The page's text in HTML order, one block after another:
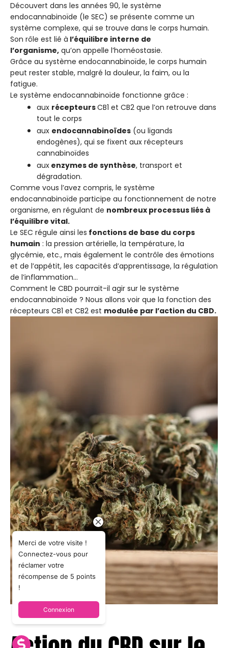
Découvert dans les années 90, le système
endocannabinoïde (le SEC) se présente comme un
système complexe, qui se trouve dans le corps humain.
Son rôle est lié à l’équilibre interne de
l’organisme, qu’on appelle l’homéostasie.
Grâce au système endocannabinoïde, le corps humain
peut rester stable, malgré la douleur, la faim, ou la
fatigue.
Le système endocannabinoïde fonctionne grâce :
aux récepteursCB1 et CB2 que l’on retrouve dans
tout le corps
aux endocannabinoïdes (ou ligands
endogènes), qui se fixent aux récepteurs
cannabinoïdes
aux enzymes de synthèse, transport et
dégradation.
Comme vous l’avez compris, le système
endocannabinoïde participe au fonctionnement de notre
organisme, en régulant de nombreux processus liés à
l’équilibre vital.
Le SEC régule ainsi les fonctions de base du corps
humain : la pression artérielle, la température, la
glycémie, etc., mais également le contrôle des émotions
et de l’appétit, les capacités d’apprentissage, la régulation
de l’inflammation…
Comment le CBD pourrait-il agir sur le système
endocannabinoïde ? Nous allons voir que la fonction des
récepteurs CB1 et CB2 est modulée par l’action du CBD.
Merci de votre visite !
Connectez-vous pour
réclamer votre
récompense de 5 points
!
Connexion